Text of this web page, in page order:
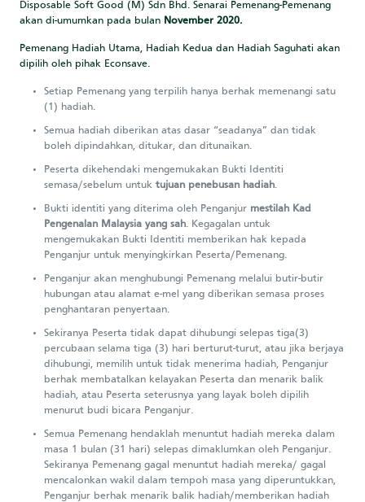
Disposable Soft Good (M) Sdn Bhd. Senarai Pemenang-Pemenang
akan di-umumkan pada bulan November 2020.
Pemenang Hadiah Utama, Hadiah Kedua dan Hadiah Saguhati akan
dipilih oleh pihak Econsave.
Setiap Pemenang yang terpilih hanya berhak memenangi satu
(1) hadiah.
Semua hadiah diberikan atas dasar “seadanya” dan tidak
boleh dipindahkan, ditukar, dan ditunaikan.
Peserta dikehendaki mengemukakan Bukti Identiti
semasa/sebelum untuktujuan penebusan hadiah.
Bukti identiti yang diterima oleh Penganjur mestilah Kad
Pengenalan Malaysia yang sah. Kegagalan untuk
mengemukakan Bukti Identiti memberikan hak kepada
Penganjur untuk menyingkirkan Peserta/Pemenang.
Penganjur akan menghubungi Pemenang melalui butir-butir
hubungan atau alamat e-mel yang diberikan semasa proses
penghantaran penyertaan.
Sekiranya Peserta tidak dapat dihubungi selepas tiga(3)
percubaan selama tiga (3) hari berturut-turut, atau jika berjaya
dihubungi, memilih untuk tidak menerima hadiah, Penganjur
berhak membatalkan kelayakan Peserta dan menarik balik
hadiah, atau Peserta seterusnya yang layak boleh dipilih
menurut budi bicara Penganjur.
Semua Pemenang hendaklah menuntut hadiah mereka dalam
masa 1 bulan (31 hari) selepas dimaklumkan oleh Penganjur.
Sekiranya Pemenang gagal menuntut hadiah mereka/ gagal
mencalonkan wakil dalam tempoh masa yang diperuntukkan,
Penganjur berhak menarik balik hadiah/memberikan hadiah